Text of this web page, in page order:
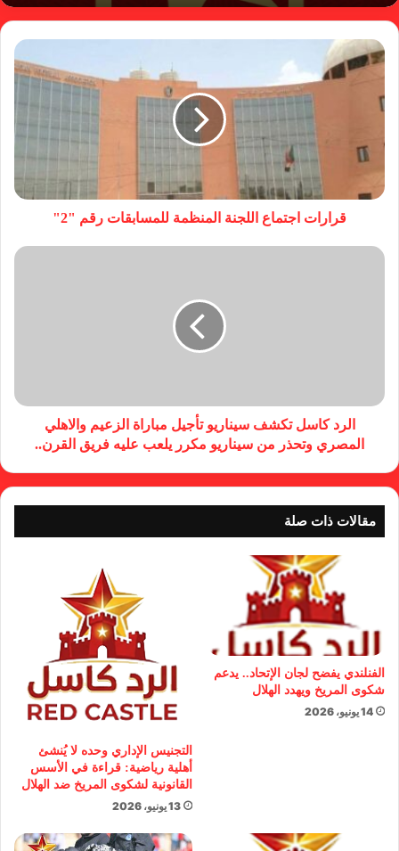
قرارات اجتماع اللجنة المنظمة للمسابقات رقم "2"
الرد كاسل تكشف سيناريو تأجيل مباراة الزعيم والاهلي
المصري وتحذر من سيناريو مكرر يلعب عليه فريق القرن..
مقالات ذات صلة
الفنلندي يفضح لجان الإتحاد.. يدعم
شكوى المريخ ويهدد الهلال
14 يونيو، 2026
التجنيس الإداري وحده لا يُنشئ
أهلية رياضية: قراءة في الأسس
القانونية لشكوى المريخ ضد الهلال
13 يونيو، 2026